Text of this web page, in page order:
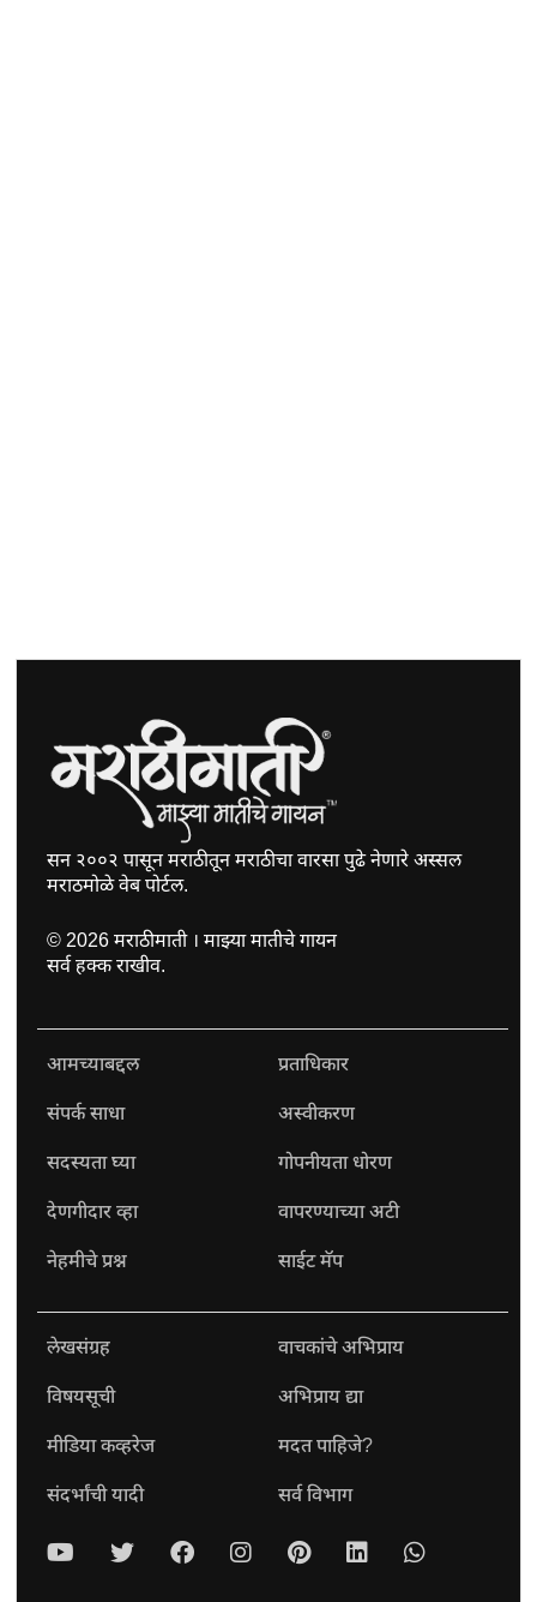
सन २००२ पासून मराठीतून मराठीचा वारसा पुढे नेणारे अस्सल
मराठमोळे वेब पोर्टल.
© 2026मराठीमाती । माझ्या मातीचे गायन
सर्व हक्क राखीव.
आमच्याबद्दल प्रताधिकार
संपर्क साधा अस्वीकरण
सदस्यता घ्या गोपनीयता धोरण
देणगीदार व्हा वापरण्याच्या अटी
नेहमीचे प्रश्न साईट मॅप
लेखसंग्रह वाचकांचे अभिप्राय
विषयसूची अभिप्राय द्या
मीडिया कव्हरेज मदत पाहिजे?
संदर्भांची यादी सर्व विभाग